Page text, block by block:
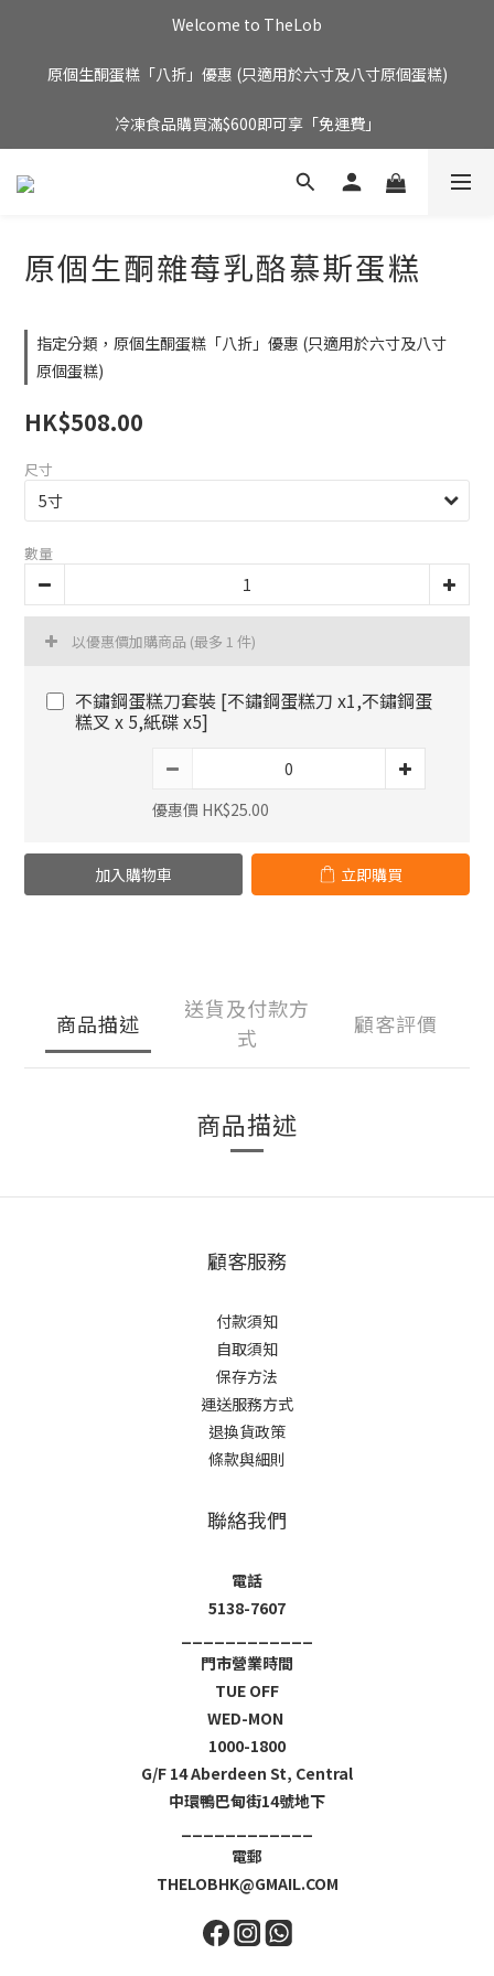
Welcome to TheLob
原個生酮蛋糕「八折」優惠 (只適用於六寸及八寸原個蛋糕)
冷凍食品購買滿$600即可享「免運費」
原個生酮雜莓乳酪慕斯蛋糕
指定分類，原個生酮蛋糕「八折」優惠 (只適用於六寸及八寸
原個蛋糕)
HK$508.00
尺寸
數量
以優惠價加購商品 (最多 1 件)
不鏽鋼蛋糕刀套裝 [不鏽鋼蛋糕刀 x1,不鏽鋼蛋
糕叉 x 5,紙碟 x5]
優惠價 HK$25.00
加入購物車 立即購買
商品描述
送貨及付款方
式
顧客評價
商品描述
顧客服務
付款須知
自取須知
保存方法
運送服務方式
退換貨政策
條款與細則
聯絡我們
電話
5138-7607
門市營業時間
TUE OFF
WED-MON
1000-1800
G/F 14 Aberdeen St, Central
中環鴨巴甸街14號地下
電郵
THELOBHK@GMAIL.COM